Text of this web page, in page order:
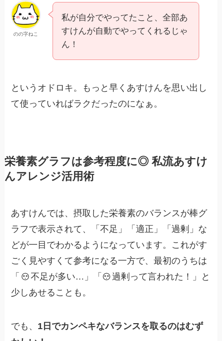
のの字ねこ
私が自分でやってたこと、全部あ
すけんが自動でやってくれるじゃ
ん！
というオドロキ。もっと早くあすけんを思い出し
て使っていればラクだったのになぁ。
栄養素グラフは参考程度に◎ 私流あすけ
んアレンジ活用術
あすけんでは、摂取した栄養素のバランスが棒グ
ラフで表示されて、「不足」「適正」「過剰」な
どが一目でわかるようになっています。これがす
ごく見やすくて参考になる一方で、最初のうちは
「
不足が多い…」「
過剰って言われた！」と
少しあせることも。
でも、 1日でカンペキなバランスを取るのはむず